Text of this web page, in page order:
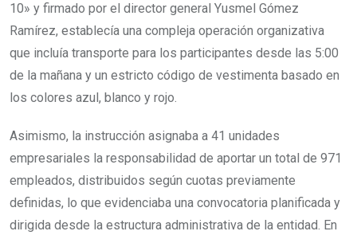
10» y firmado por el director general Yusmel Gómez
Ramírez, establecía una compleja operación organizativa
que incluía transporte para los participantes desde las 5:00
de la mañana y un estricto código de vestimenta basado en
los colores azul, blanco y rojo.
Asimismo, la instrucción asignaba a 41 unidades
empresariales la responsabilidad de aportar un total de 971
empleados, distribuidos según cuotas previamente
definidas, lo que evidenciaba una convocatoria planificada y
dirigida desde la estructura administrativa de la entidad. En